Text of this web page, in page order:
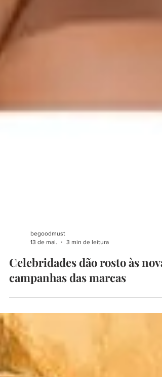
13 de mai.
3 min de leitura
Celebridades dão rosto às
campanhas das marcas